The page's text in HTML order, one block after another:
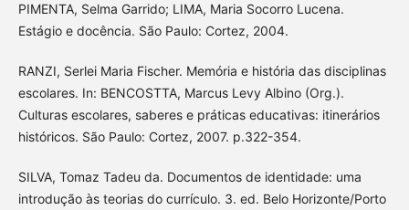
PIMENTA, Selma Garrido; LIMA, Maria Socorro Lucena.
Estágio e docência. São Paulo: Cortez, 2004.
RANZI, Serlei Maria Fischer. Memória e história das disciplinas
escolares. In: BENCOSTTA, Marcus Levy Albino (Org.).
Culturas escolares, saberes e práticas educativas: itinerários
históricos. São Paulo: Cortez, 2007. p.322-354.
SILVA, Tomaz Tadeu da. Documentos de identidade: uma
introdução às teorias do currículo. 3. ed. Belo Horizonte/Porto